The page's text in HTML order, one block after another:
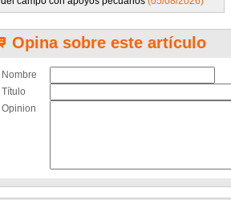
Opina sobre este artículo
Nombre
Título
Opinion